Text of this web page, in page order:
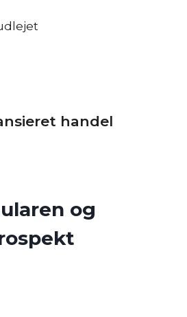
handel
og